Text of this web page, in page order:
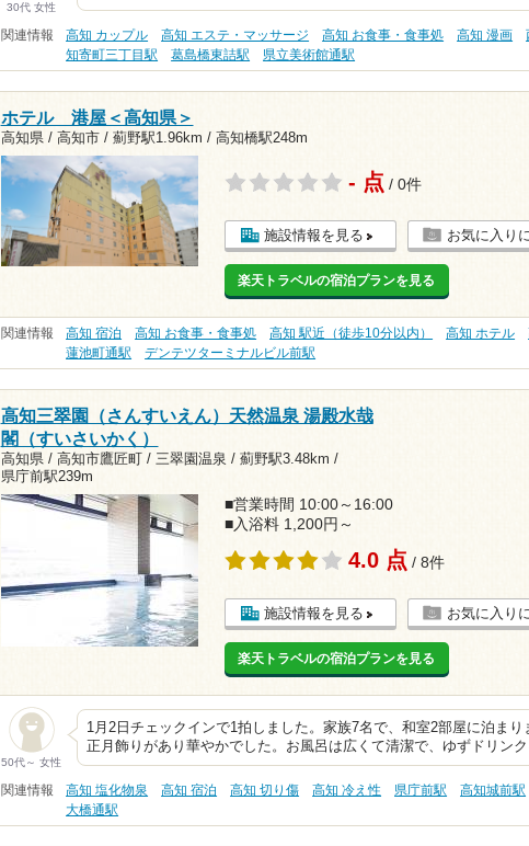
30代 女性
関連情報 高知 カップル 高知 エステ・マッサージ 高知 お食事・食事処 高知 漫画
知寄町三丁目駅
葛島橋東詰駅 県立美術館通駅
ホテル 港屋＜高知県＞
高知県 / 高知市 / 薊野駅1.96km / 高知橋駅248m
- 点 / 0件
施設情報を見る お気に入り
楽天トラベルの宿泊プランを見る
関連情報 高知 宿泊 高知 お食事・食事処 高知 駅近（徒歩10分以内） 高知 ホテル
蓮池町通駅
デンテツターミナルビル前駅
高知三翠園（さんすいえん）天然温泉 湯殿水哉
閣（すいさいかく）
高知県 / 高知市鷹匠町 / 三翠園温泉 / 薊野駅3.48km /
県庁前駅239m
■営業時間 10:00～16:00
■入浴料 1,200円～
4.0 点 / 8件
施設情報を見る お気に入り
楽天トラベルの宿泊プランを見る
50代～ 女性
1月2日チェックインで1拍しました。家族7名で、和室2部屋に泊まり
正月飾りがあり華やかでした。お風呂は広くて清潔で、ゆずドリン
関連情報 高知 塩化物泉 高知 宿泊 高知 切り傷 高知 冷え性 県庁前駅 高知城前駅
大橋通駅